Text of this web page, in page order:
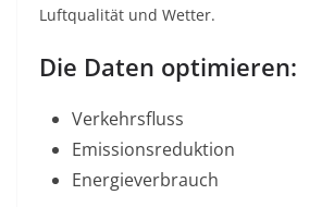
Luftqualität und Wetter.
Die Daten optimieren:
Verkehrsfluss
Emissionsreduktion
Energieverbrauch